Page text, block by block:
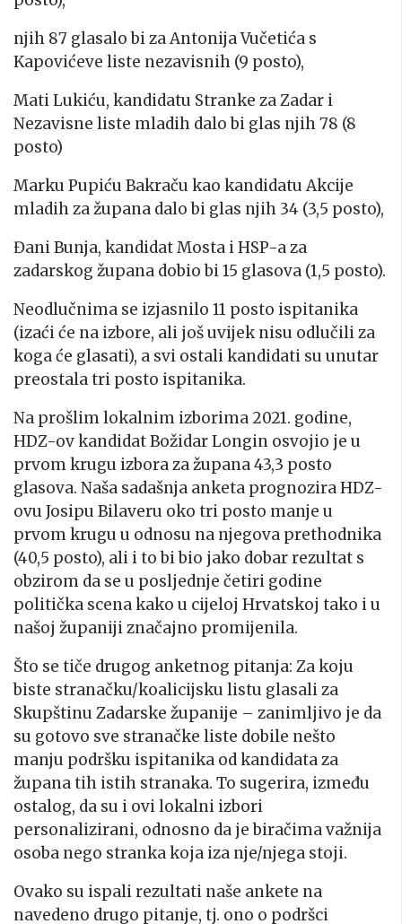
njih 87 glasalo bi za Antonija Vučetića s
Kapovićeve liste nezavisnih (9 posto),
Mati Lukiću, kandidatu Stranke za Zadar i
Nezavisne liste mladih dalo bi glas njih 78 (8
posto)
Marku Pupiću Bakraču kao kandidatu Akcije
mladih za župana dalo bi glas njih 34 (3,5 posto),
Đani Bunja, kandidat Mosta i HSP-a za
zadarskog župana dobio bi 15 glasova (1,5 posto).
Neodlučnima se izjasnilo 11 posto ispitanika
(izaći će na izbore, ali još uvijek nisu odlučili za
koga će glasati), a svi ostali kandidati su unutar
preostala tri posto ispitanika.
Na prošlim lokalnim izborima 2021. godine,
HDZ-ov kandidat Božidar Longin osvojio je u
prvom krugu izbora za župana 43,3 posto
glasova. Naša sadašnja anketa prognozira HDZ-
ovu Josipu Bilaveru oko tri posto manje u
prvom krugu u odnosu na njegova prethodnika
(40,5 posto), ali i to bi bio jako dobar rezultat s
obzirom da se u posljednje četiri godine
politička scena kako u cijeloj Hrvatskoj tako i u
našoj županiji značajno promijenila.
Što se tiče drugog anketnog pitanja: Za koju
biste stranačku/koalicijsku listu glasali za
Skupštinu Zadarske županije – zanimljivo je da
su gotovo sve stranačke liste dobile nešto
manju podršku ispitanika od kandidata za
župana tih istih stranaka. To sugerira, između
ostalog, da su i ovi lokalni izbori
personalizirani, odnosno da je biračima važnija
osoba nego stranka koja iza nje/njega stoji.
Ovako su ispali rezultati naše ankete na
navedeno drugo pitanje, tj. ono o podršci